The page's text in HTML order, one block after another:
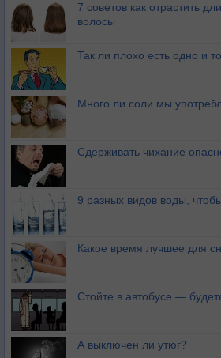
7 советов как отрастить
волосы
Так ли плохо есть одно и
Много ли соли мы
Сдерживать чихание
9 разных видов воды,
Какое время лучшее для
Стойте в автобусе —
А выключен ли утюг?